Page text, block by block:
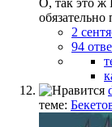
2
94
теме: